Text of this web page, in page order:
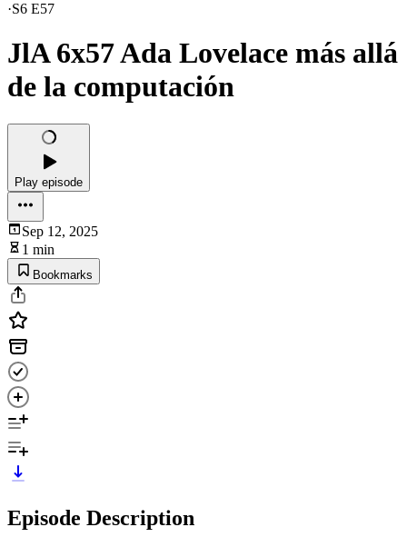
·S6 E57
JlA 6x57 Ada Lovelace más allá
de la computación
Play episode
Sep 12, 2025
1 min
Bookmarks
Episode Description